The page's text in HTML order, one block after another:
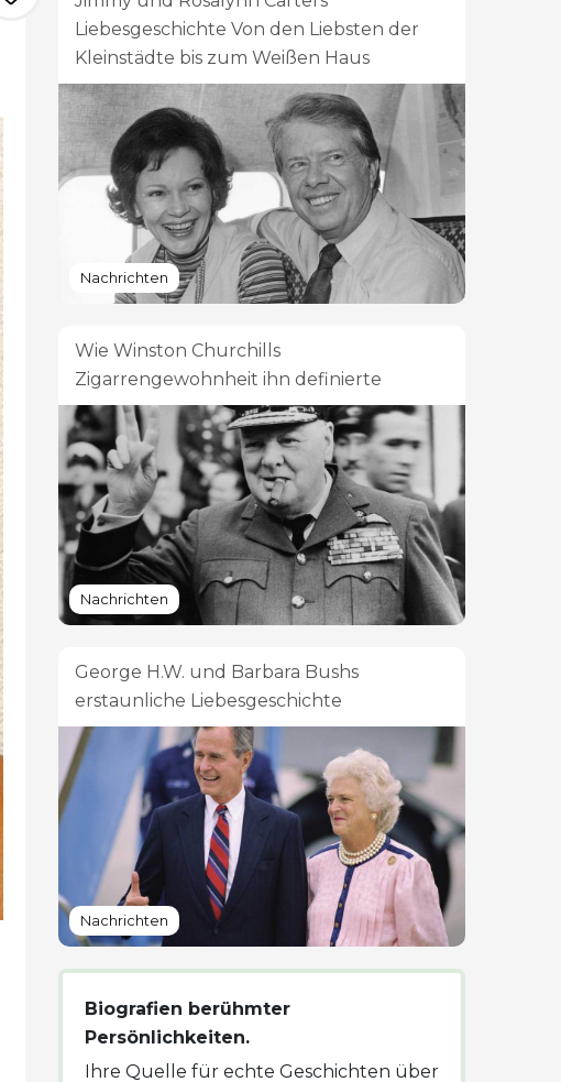
Liebesgeschichte Von den Liebsten der
Kleinstädte bis zum Weißen Haus
Nachrichten
Wie Winston Churchills
Zigarrengewohnheit ihn definierte
Nachrichten
George H.W. und Barbara Bushs
erstaunliche Liebesgeschichte
Nachrichten
Biografien berühmter
Persönlichkeiten.
Ihre Quelle für echte Geschichten über